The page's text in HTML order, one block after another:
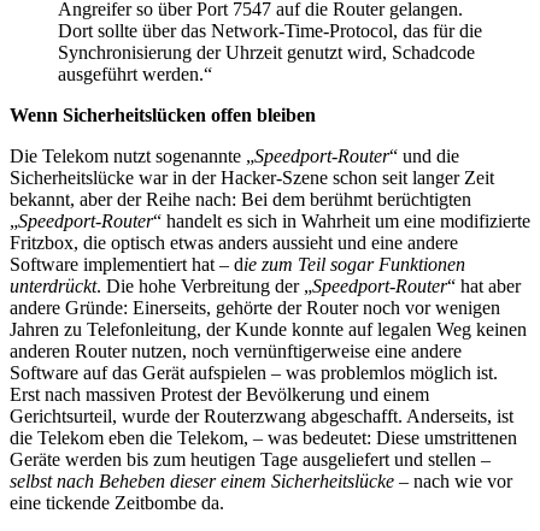
Angreifer so über Port 7547 auf die Router gelangen.
Dort sollte über das Network-Time-Protocol, das für die
Synchronisierung der Uhrzeit genutzt wird, Schadcode
ausgeführt werden.“
Wenn Sicherheitslücken offen bleiben
Die Telekom nutzt sogenannte „Speedport-Router“ und die
Sicherheitslücke war in der Hacker-Szene schon seit langer Zeit
bekannt, aber der Reihe nach: Bei dem berühmt berüchtigten
„Speedport-Router“ handelt es sich in Wahrheit um eine modifizierte
Fritzbox, die optisch etwas anders aussieht und eine andere
Software implementiert hat – die zum Teil sogar Funktionen
unterdrückt. Die hohe Verbreitung der „Speedport-Router“ hat aber
andere Gründe: Einerseits, gehörte der Router noch vor wenigen
Jahren zu Telefonleitung, der Kunde konnte auf legalen Weg keinen
anderen Router nutzen, noch vernünftigerweise eine andere
Software auf das Gerät aufspielen – was problemlos möglich ist.
Erst nach massiven Protest der Bevölkerung und einem
Gerichtsurteil, wurde der Routerzwang abgeschafft. Anderseits, ist
die Telekom eben die Telekom, – was bedeutet: Diese umstrittenen
Geräte werden bis zum heutigen Tage ausgeliefert und stellen –
selbst nach Beheben dieser einem Sicherheitslücke – nach wie vor
eine tickende Zeitbombe da.